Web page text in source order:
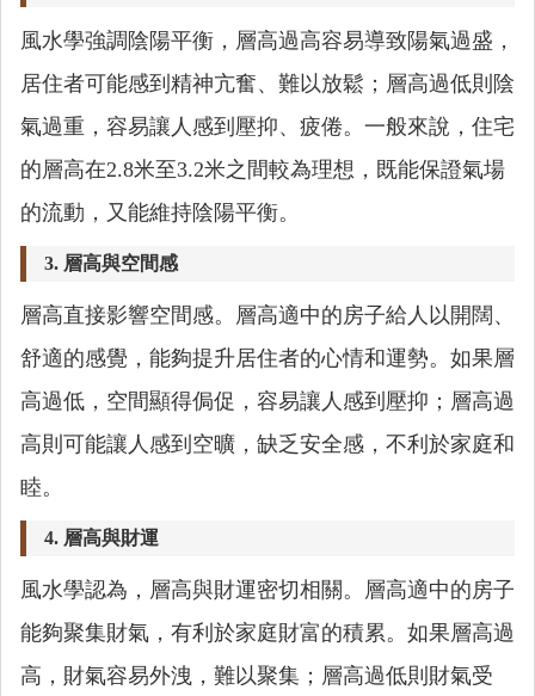
風水學強調陰陽平衡，層高過高容易導致陽氣過盛，
居住者可能感到精神亢奮、難以放鬆；層高過低則陰
氣過重，容易讓人感到壓抑、疲倦。一般來說，住宅
的層高在2.8米至3.2米之間較為理想，既能保證氣場
的流動，又能維持陰陽平衡。
3. 層高與空間感
層高直接影響空間感。層高適中的房子給人以開闊、
舒適的感覺，能夠提升居住者的心情和運勢。如果層
高過低，空間顯得侷促，容易讓人感到壓抑；層高過
高則可能讓人感到空曠，缺乏安全感，不利於家庭和
睦。
4. 層高與財運
風水學認為，層高與財運密切相關。層高適中的房子
能夠聚集財氣，有利於家庭財富的積累。如果層高過
高，財氣容易外洩，難以聚集；層高過低則財氣受